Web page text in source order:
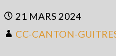
21 MARS 2024
CC-CANTON-